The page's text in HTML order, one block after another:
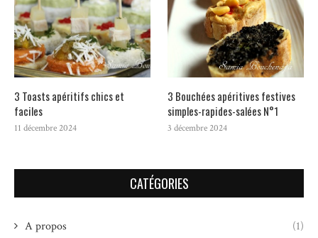
3 Toasts apéritifs chics et
faciles
11 décembre 2024
3 Bouchées apéritives festives
simples-rapides-salées N°1
3 décembre 2024
CATÉGORIES
A propos (1)